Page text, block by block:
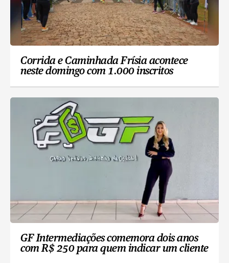
Corrida e Caminhada Frísia acontece
neste domingo com 1.000 inscritos
GF Intermediações comemora dois anos
com R$ 250 para quem indicar um cliente